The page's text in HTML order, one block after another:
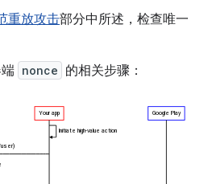
重放攻击部分中所述，检查唯一
nonce 的相关步骤：